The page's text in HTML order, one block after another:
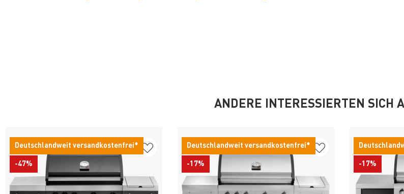
ANDERE INTERESSIERTEN SICH
Deutschlandweit versandkostenfrei*
-47%
Deutschlandweit versandkostenfrei*
-17% -17%